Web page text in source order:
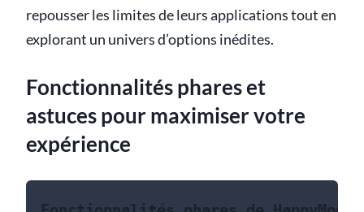
repousser les limites de leurs applications tout en
explorant un univers d’options inédites.
Fonctionnalités phares et
astuces pour maximiser votre
expérience